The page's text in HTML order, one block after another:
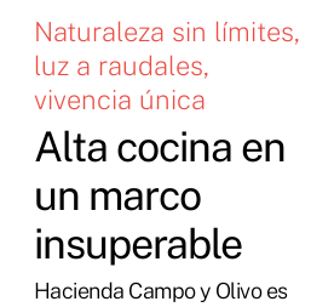
Naturaleza sin límites,
luz a raudales,
vivencia única
Alta cocina en
un marco
insuperable
Hacienda Campo y Olivo es